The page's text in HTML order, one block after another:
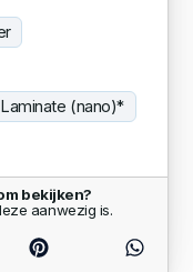
(nano)*
bekijken?
aanwezig is.